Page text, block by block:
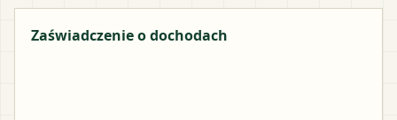
Zaświadczenie o dochodach